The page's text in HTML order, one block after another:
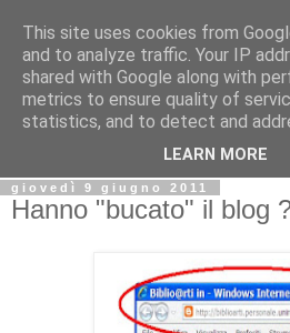
Biblio@rti in
Il Blog della Biblioteca di Area
informazioni iniziative incontri
giovedì 9 giugno 2011
Hanno "bucato" il blog
This site uses cookies from
and to analyze traffic. Your IP
shared with Google along with
metrics to ensure quality of
statistics, and to detect and
LEARN MORE